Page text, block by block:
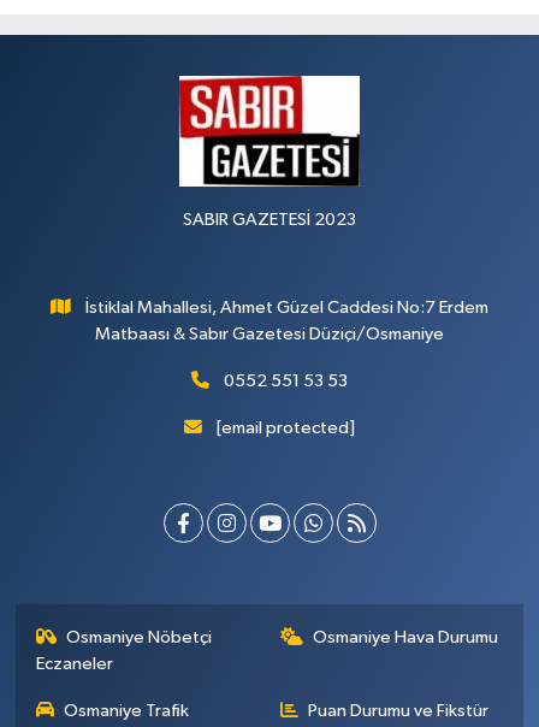
SABIR GAZETESİ 2023
İstiklal Mahallesi, Ahmet Güzel Caddesi No:7 Erdem
Matbaası & Sabır Gazetesi Düziçi/Osmaniye
0552 551 53 53
[email protected]
Osmaniye Nöbetçi
Eczaneler
Osmaniye Hava Durumu
Osmaniye Trafik Puan Durumu ve Fikstür